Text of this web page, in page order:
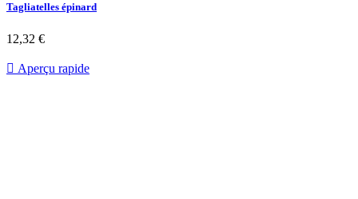
Tagliatelles épinard
12,32 €
 Aperçu rapide